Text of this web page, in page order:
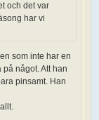
och det var
har vi
som inte har en
något. Att han
pinsamt. Han